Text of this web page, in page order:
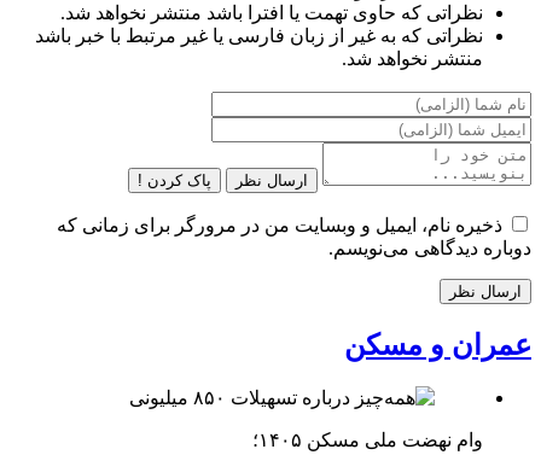
نظراتی که حاوی تهمت یا افترا باشد منتشر نخواهد شد.
نظراتی که به غیر از زبان فارسی یا غیر مرتبط با خبر باشد
منتشر نخواهد شد.
ارسال نظر پاک کردن !
ذخیره نام، ایمیل و وبسایت من در مرورگر برای زمانی که
دوباره دیدگاهی می‌نویسم.
عمران و مسکن
وام نهضت ملی مسکن ۱۴۰۵؛